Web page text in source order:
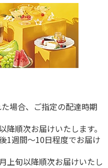
場合、ご指定の配達時期
順次お届けいたします。
1週間～10日程度でお届け
上旬以降順次お届けいたし